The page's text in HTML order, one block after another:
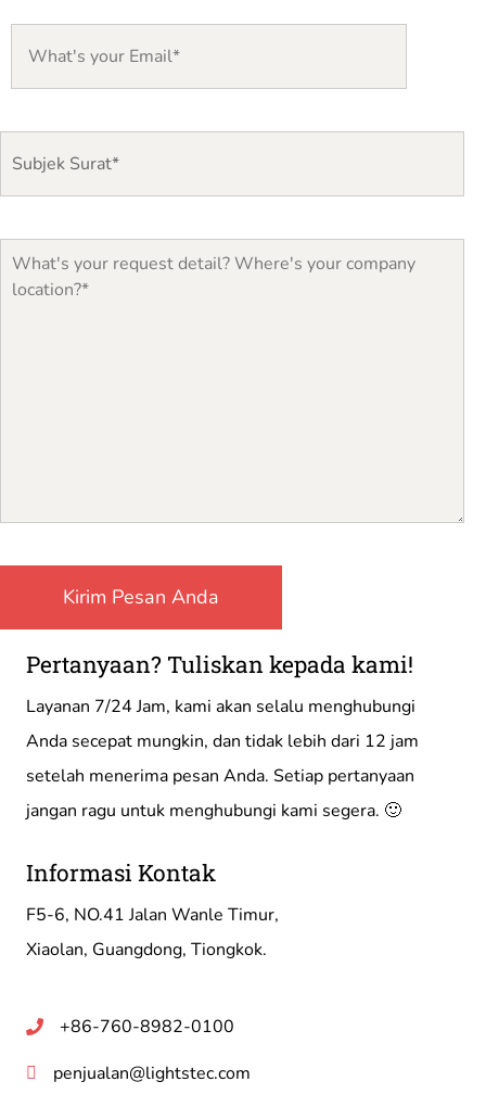
Pertanyaan? Tuliskan kepada kami!
Layanan 7/24 Jam, kami akan selalu menghubungi
Anda secepat mungkin, dan tidak lebih dari 12 jam
setelah menerima pesan Anda. Setiap pertanyaan
jangan ragu untuk menghubungi kami segera. 🙂
Informasi Kontak
F5-6, NO.41 Jalan Wanle Timur,
Xiaolan, Guangdong, Tiongkok.
+86-760-8982-0100
penjualan@lightstec.com